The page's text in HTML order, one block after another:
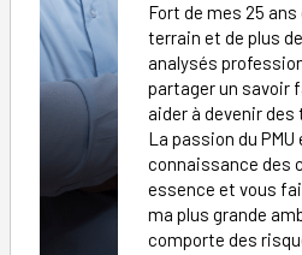
Fort de mes 25 ans
terrain et de plus
analysés
partager un savoir
aider à devenir
La passion du
connaissance des
essence et vous
ma plus grande
comporte des